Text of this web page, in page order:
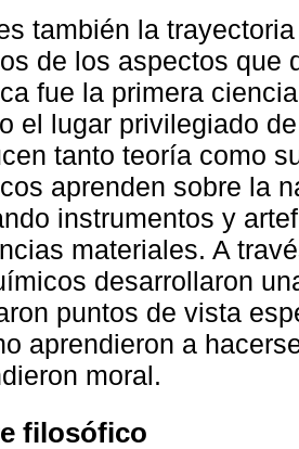
también la
de los aspectos que
fue la primera
el lugar privilegiado
tanto teoría como
aprenden sobre la
instrumentos y
materiales. A
desarrollaron
puntos de vista
aprendieron a
moral.
filosófico